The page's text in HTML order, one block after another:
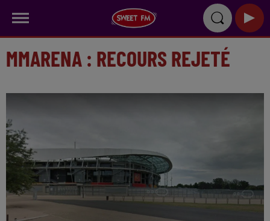
MMARENA : RECOURS REJETÉ